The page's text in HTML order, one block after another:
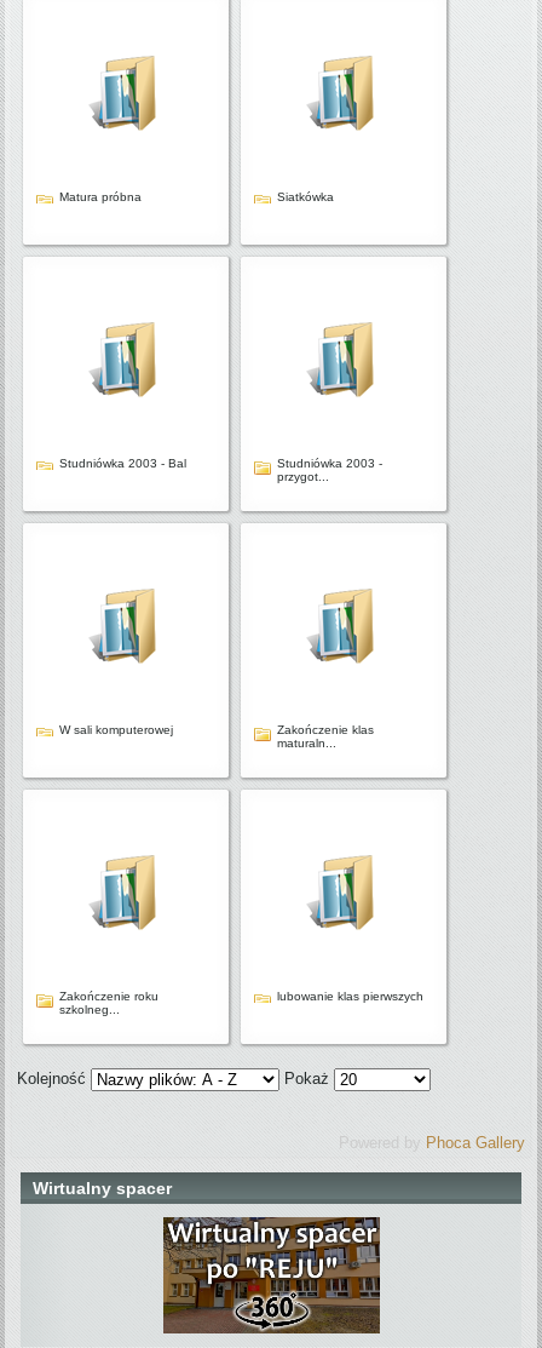
Matura próbna Siatkówka
Studniówka 2003 - Bal
Studniówka 2003 -
przygot...
W sali komputerowej
Zakończenie klas
maturaln...
Zakończenie roku
szkolneg...
lubowanie klas pierwszych
Kolejność Pokaż
Powered by Phoca Gallery
Wirtualny spacer